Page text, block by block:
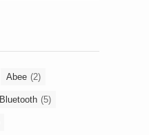
Abee (2)
Bluetooth (5)